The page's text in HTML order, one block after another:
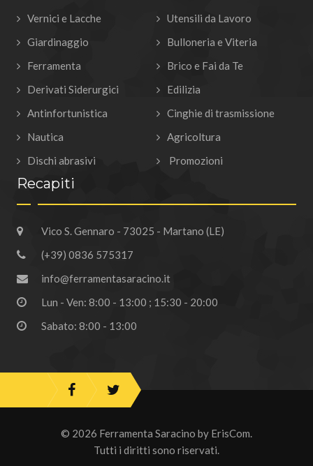
Vernici e Lacche
Utensili da Lavoro
Giardinaggio
Bulloneria e Viteria
Ferramenta
Brico e Fai da Te
Derivati Siderurgici
Edilizia
Antinfortunistica
Cinghie di trasmissione
Nautica
Agricoltura
Dischi abrasivi
Promozioni
Recapiti
Vico S. Gennaro - 73025 - Martano (LE)
(+39) 0836 575317
info@ferramentasaracino.it
Lun - Ven: 8:00 - 13:00 ; 15:30 - 20:00
Sabato: 8:00 - 13:00
© 2026 Ferramenta Saracino by ErisCom.
Tutti i diritti sono riservati.